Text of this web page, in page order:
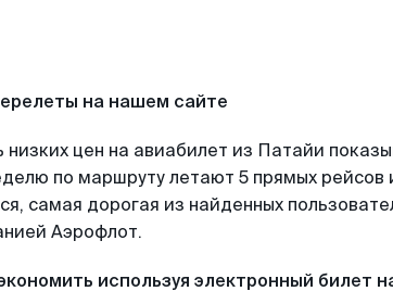
на нашем сайте
низких цен на авиабилет из Патайи
по маршруту летают 5 прямых рейсов
самая дорогая из найденных
Аэрофлот.
используя электронный билет